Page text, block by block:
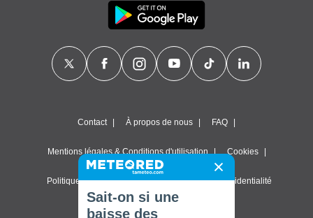
Contact À propos de nous FAQ
Mentions légales & Conditions d'utilisation Cookies
Politique de confidentialité Paramètres de confidentialité
© 2026 Meteored. Tous droits réservés
Sait-on si une
baisse des